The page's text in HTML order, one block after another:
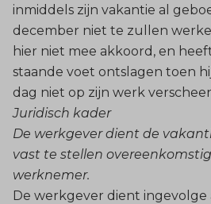
inmiddels zijn vakantie al
december niet te zullen
hier niet mee akkoord, en
staande voet ontslagen toen
dag niet op zijn werk
Juridisch kader
De werkgever dient de
vast te stellen
werknemer.
De werkgever dient ingevolge